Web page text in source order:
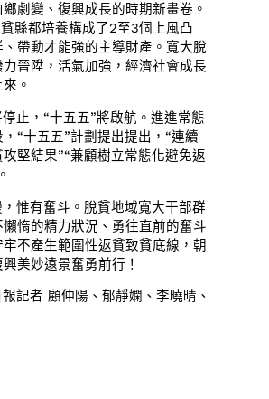
劇變、復興成長的時期新畫卷。
縣都培養構成了2至3個上風凸
帶動才能強的主導財產。寬大脫
晉陞，活氣加強，經濟社會成長
。
止，“十五五”將啟航。進進常態
“十五五”計劃提出提出，“連續
堅結果”“兼顧樹立常態化避免返
惟有奮斗。脫貧地域寬大干部群
惰的精力狀況、勇往直前的奮斗
不產生範圍性返貧致貧底線，朝
美妙遠景奮勇前行！
報記者 顧仲陽、郁靜嫻、李曉晴、